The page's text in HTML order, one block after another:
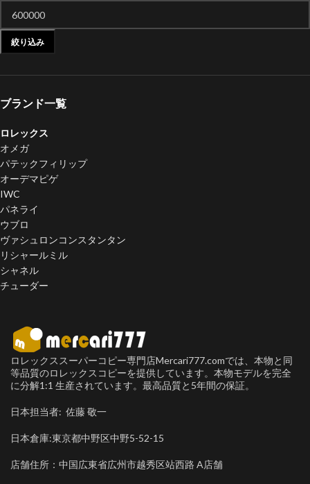
絞り込み
ブランド一覧
ロレックス
オメガ
パテックフィリップ
オーデマピゲ
IWC
パネライ
ウブロ
ヴァシュロンコンスタンタン
リシャールミル
シャネル
チューダー
ロレックススーパーコピー専門店Mercari777.comでは、本物と同
等品質のロレックスコピーを提供しています。本物モデルを完全
に分解1:1 生産されています。最高品質と5年間の保証。
日本担当者: 佐藤 敬一
日本倉庫:東京都中野区中野5-52-15
店舗住所：中国広東省広州市越秀区站西路 A店舗